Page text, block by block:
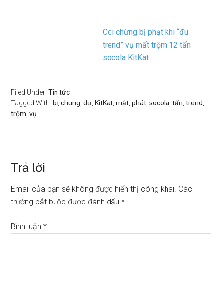
Coi chừng bị phạt khi “đu
trend” vụ mất trộm 12 tấn
socola KitKat
Filed Under:Tin tức
Tagged With:bị ,chung ,dự ,KitKat ,mật ,phát ,socola ,tấn ,trend
trộm ,vụ
Trả lời
Email của bạn sẽ không được hiển thị công khai. Các
trường bắt buộc được đánh dấu*
Bình luận*